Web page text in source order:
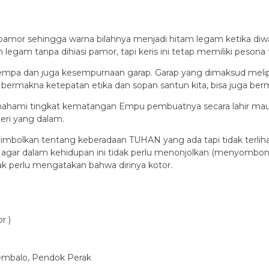
sehingga warna bilahnya menjadi hitam legam ketika
tanpa dihiasi pamor, tapi keris ini tetap memiliki pesona
dan juga kesempurnaan garap. Garap yang dimaksud
ketepatan etika dan sopan santun kita, bisa juga
tingkat kematangan Empu pembuatnya secara lahir
yang dalam.
tentang keberadaan TUHAN yang ada tapi tidak
dalam kehidupan ini tidak perlu menonjolkan
perlu mengatakan bahwa dirinya kotor.
)
Pendok Perak